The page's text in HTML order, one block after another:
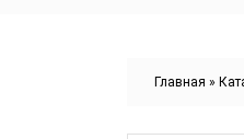
Главная »